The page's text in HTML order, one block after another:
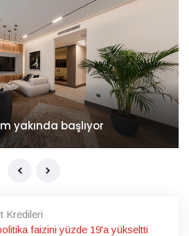
yakında başlıyor
Kredileri
faizini yüzde 19'a yükseltti